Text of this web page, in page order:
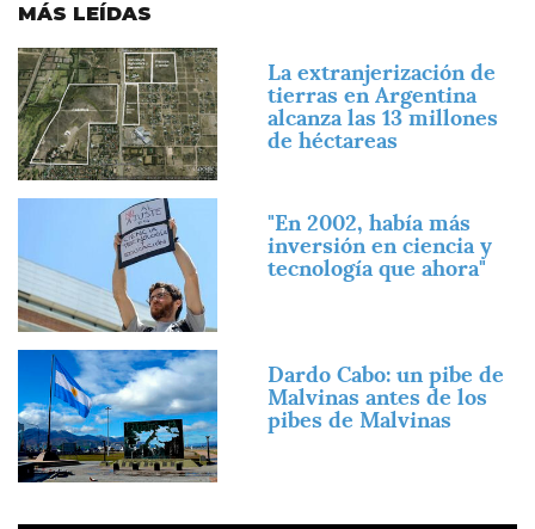
MÁS LEÍDAS
Imagen
La extranjerización de
tierras en Argentina
alcanza las 13 millones
de héctareas
"En 2002, había más
inversión en ciencia y
tecnología que ahora"
Imagen
Dardo Cabo: un pibe de
Malvinas antes de los
pibes de Malvinas